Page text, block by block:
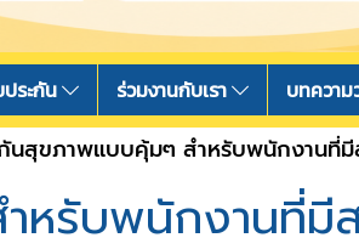
ประกัน ร่วมงานกับเรา บทควา
นสุขภาพแบบคุ้มๆ สำหรับพนักงานที่
หรับพนักงานที่มี